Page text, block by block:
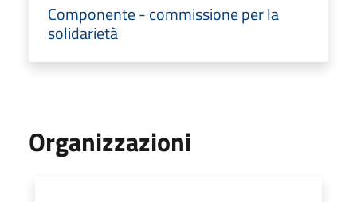
Componente - commissione per la
solidarietà
Organizzazioni